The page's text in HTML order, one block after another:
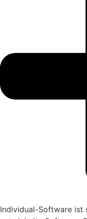
Individual-Software ist